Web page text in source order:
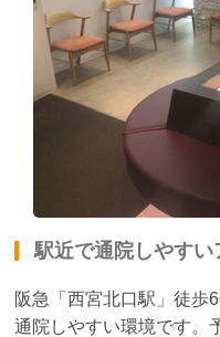
駅近で通院しやす
阪急「西宮北口駅」徒歩
通院しやすい環境です。